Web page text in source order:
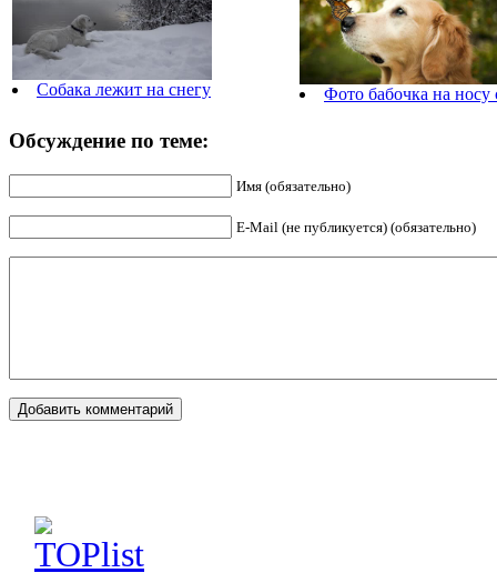
Собака лежит на снегу Фото бабочка на носу
Обсуждение по теме:
Имя (обязательно)
E-Mail (не публикуется) (обязательно)